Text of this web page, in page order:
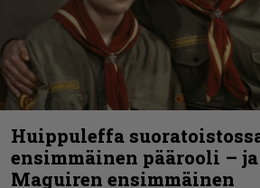
Huippuleffa
ensimmäinen päärooli – ja
Maguiren ensimmäinen